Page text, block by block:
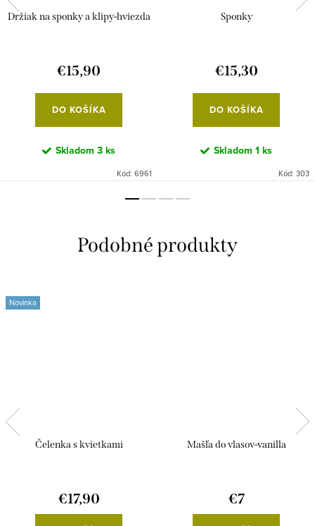
Držiak na sponky a klipy-hviezda
€15,90
DO KOŠÍKA
Skladom 3 ks
Kód: 6961
Sponky
€15,30
DO KOŠÍKA
Skladom 1 ks
Kód: 303
Novinka
Čelenka s kvietkami
€17,90
Mašľa do vlasov-vanilla
€7